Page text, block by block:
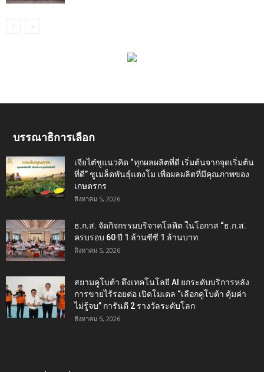
บรรณาธิการเลือก
เจียไต๋ชูแนวคิด “ทุกผลผลิตที่ดี เริ่มต้นจากจุดเริ่มต้น
ที่ดี” ชูเมล็ดพันธุ์แตงโม เพื่อผลผลิตที่มีคุณภาพของ
เกษตรกร
สิงหาคม 5, 2026
ธ.ก.ส. จัดกิจกรรมบริจาคโลหิต ในโอกาส “ธ.ก.ส.
ครบรอบ 60 ปี 1 ล้านซีซี 1 ล้านบาท
สิงหาคม 5, 2026
สยามคูโบต้า ดึงเทคโนโลยี AI ยกระดับบริการหลัง
การขายไร้รอยต่อ เปิดโมเดล “เลือกคูโบต้า คุ้มค่า
ไม่รู้จบ” การันตี 2 รางวัลระดับโลก
สิงหาคม 5, 2026